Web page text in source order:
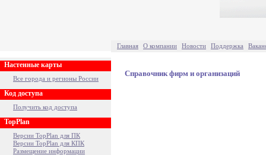
Главная О компании Новости Поддержка
Настенные карты
Все города и регионы России
Код доступа
Получить код доступа
TopPlan
Версии TopPlan для ПК
Версии TopPlan для КПК
Размещение информации
Справочник фирм и организаций